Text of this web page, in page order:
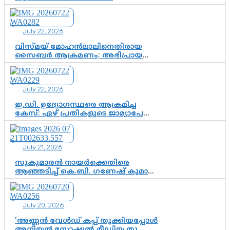
സസ്പെൻഷനിൽ ഒതുങ്ങുമോ,
അതോ കൂടുതൽ കടുത്ത
നടപടികളിലേക്കോ?
July 22, 2026
വിസ്മയ് മോഹൻലാലിനെതിരായ
സൈബർ ആക്രമണം; അഭിപ്രായ
സ്വാതന്ത്ര്യത്തെ നിശ്ശബ്ദമാക്കുന്ന
ഡിജിറ്റൽ ഗുണ്ടായിസത്തിന് അറുതി
വേണം
July 22, 2026
ഇ.ഡി. ഉദ്യോഗസ്ഥരെ ആക്രമിച്ച
കേസ്: ഏഴ് പ്രതികളുടെ ജാമ്യാപേക്ഷ
വീണ്ടും തള്ളി; അന്വേഷണം തുടരാൻ
കോടതി അനുമതി
July 21, 2026
സുകുമാരൻ നായർക്കെതിരെ
ആഞ്ഞടിച്ച് കെ.ബി. ഗണേഷ് കുമാർ,
വി.ഡി. സതീശന് പൂർണ പിന്തുണ
July 20, 2026
‘അണ്ണൻ വേൾഡ് കപ്പ് തൂക്കിയപ്പോൾ